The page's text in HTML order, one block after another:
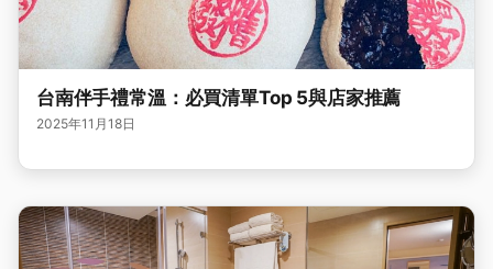
台南伴手禮常溫：必買清單Top 5與店家推薦
2025年11月18日